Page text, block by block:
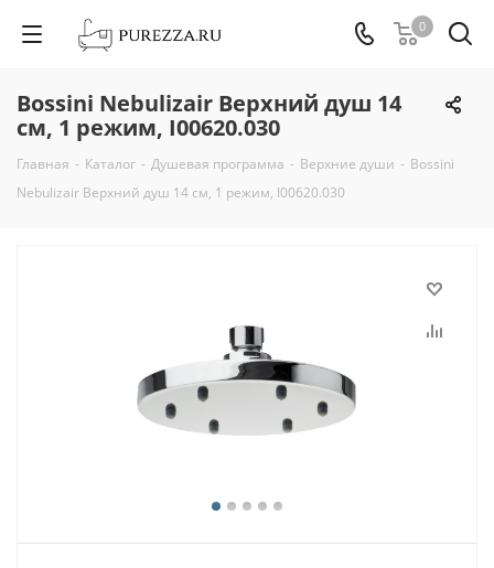
0
Bossini Nebulizair Верхний душ 14
см, 1 режим, I00620.030
Главная - Каталог - Душевая программа - Верхние души - Bossini
Nebulizair Верхний душ 14 см, 1 режим, I00620.030